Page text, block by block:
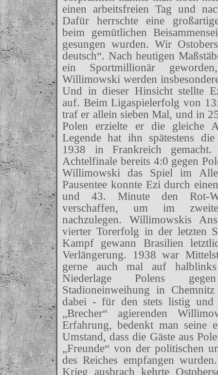
einen arbeitsfreien Tag und
Dafür herrschte eine
beim gemütlichen
gesungen wurden. Wir
deutsch“. Nach heutigen
ein Sportmillionär
Willimowski werden
Und in dieser Hinsicht stellte
auf. Beim Ligaspielerfolg von
traf er allein sieben Mal, und in
Polen erzielte er die gleiche
Legende hat ihn spätestens die
1938 in Frankreich
Achtelfinale bereits 4:0 gegen
Willimowski das Spiel im
Pausentee konnte Ezi durch
und 43. Minute den Rot-
verschaffen, um im
nachzulegen. Willimowskis
vierter Torerfolg in der letzten
Kampf gewann Brasilien
Verlängerung. 1938 war
gerne auch mal auf
Niederlage Polens
Stadioneinweihung in
dabei - für den stets listig und
„Brecher“ agierenden
Erfahrung, bedenkt man seine
Umstand, dass die Gäste aus
„Freunde“ von der politischen
des Reiches empfangen
Krieg ausbrach kehrte